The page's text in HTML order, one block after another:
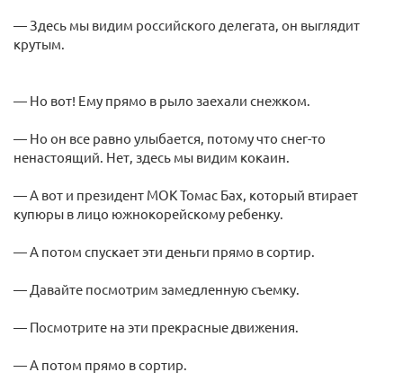
— Здесь мы видим российского делегата, он выглядит
крутым.
— Но вот! Ему прямо в рыло заехали снежком.
— Но он все равно улыбается, потому что снег-то
ненастоящий. Нет, здесь мы видим кокаин.
— А вот и президент МОК Томас Бах, который втирает
купюры в лицо южнокорейскому ребенку.
— А потом спускает эти деньги прямо в сортир.
— Давайте посмотрим замедленную съемку.
— Посмотрите на эти прекрасные движения.
— А потом прямо в сортир.